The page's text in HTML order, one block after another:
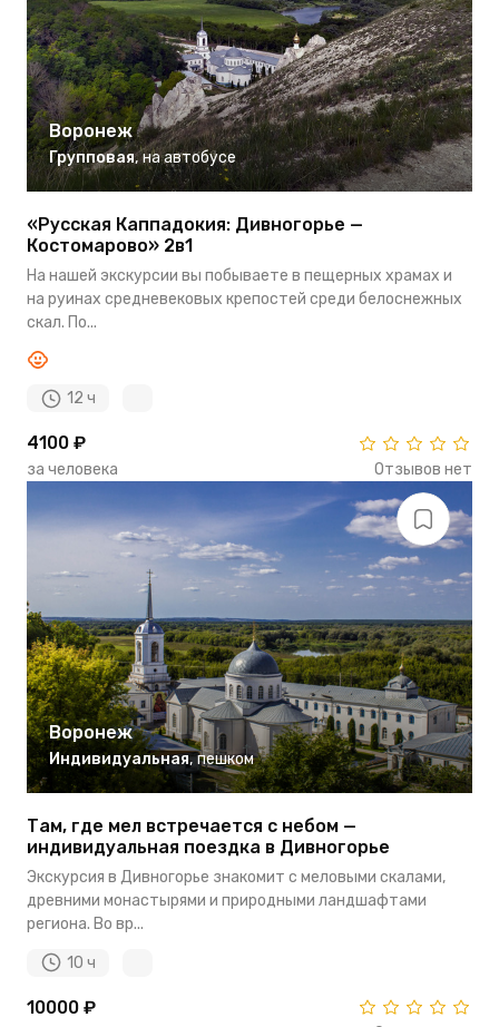
Воронеж
Групповая, на автобусе
«Русская Каппадокия: Дивногорье —
Костомарово» 2в1
На нашей экскурсии вы побываете в пещерных храмах и
на руинах средневековых крепостей среди белоснежных
скал. По...
12 ч
4100 ₽
за человека Отзывов нет
Воронеж
Индивидуальная, пешком
Там, где мел встречается с небом —
индивидуальная поездка в Дивногорье
Экскурсия в Дивногорье знакомит с меловыми скалами,
древними монастырями и природными ландшафтами
региона. Во вр...
10 ч
10000 ₽